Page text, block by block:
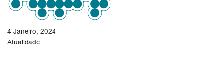
4 Janeiro, 2024
Atualidade